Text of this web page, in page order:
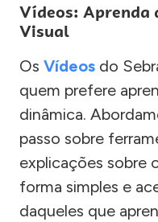
Vídeos: Aprenda
Visual
Os Vídeos do
quem prefere
dinâmica.
passo sobre
explicações sobre
forma simples e
daqueles que